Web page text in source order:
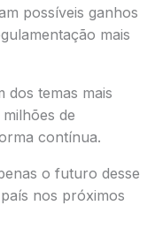
possíveis ganhos
mais
dos temas mais
de
contínua.
o futuro desse
nos próximos